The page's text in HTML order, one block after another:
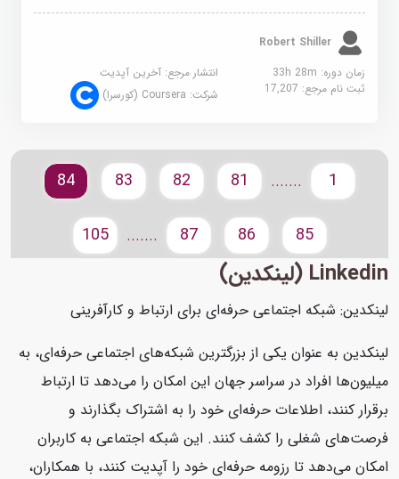
Robert Shiller
زمان دوره: 33h 28m
انتشار مرجع:آخرین آپدیت
ثبت نام مرجع:17,207 شرکت:Coursera (کورسرا)
.......
81
82
83
84
85
86
87
.......
105
Linkedin (لینکدین)
لینکدین: شبکه اجتماعی حرفه‌ای برای ارتباط و کارآفرینی
لینکدین به عنوان یکی از بزرگترین شبکه‌های اجتماعی حرفه‌ای، به
میلیون‌ها افراد در سراسر جهان این امکان را می‌دهد تا ارتباط
برقرار کنند، اطلاعات حرفه‌ای خود را به اشتراک بگذارند و
فرصت‌های شغلی را کشف کنند. این شبکه اجتماعی به کاربران
امکان می‌دهد تا رزومه حرفه‌ای خود را آپدیت کنند، با همکاران،